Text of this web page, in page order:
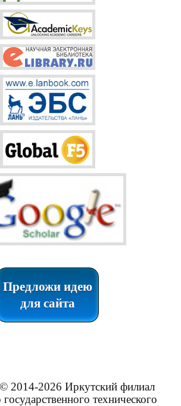
Предложи идею
для сайта
2014-2026 Иркутский филиал
технического